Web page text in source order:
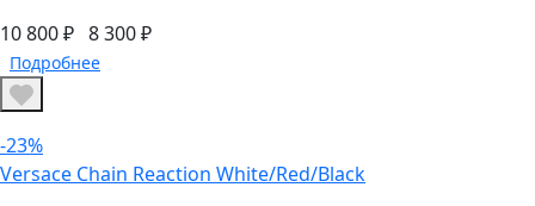
10 800 ₽ 8 300 ₽
Подробнее
-23%
Versace Chain Reaction White/Red/Black